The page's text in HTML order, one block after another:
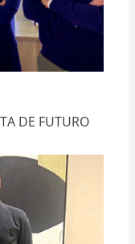
DE FUTURO